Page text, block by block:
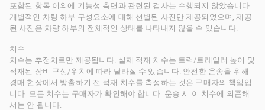
포함된 항목 이외에 기능성 측면과 관련된 검사는 수행되지 않았습니다.
개별적인 차량 하부 구성요소에 대해 선별된 사진만 제공되었으며, 제공
된 사진은 차량 하부의 전체적인 상태를 나타내지 않을 수 있습니다.
치수
치수는 추정치로만 제공됩니다. 실제 적재 치수는 트럭/트레일러 높이 및
적재된 장비 구성/위치에 따라 달라질 수 있습니다. 안전한 운송을 위해
경매 현장에서 방출하기 전 적재 치수를 측정하는 것은 구매자의 책임입
니다. 모든 치수는 구매자가 확인해야 합니다. 운송 시 이 치수에 의존해
서는 안 됩니다.